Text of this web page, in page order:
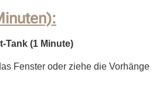
Tank (1 Minute)
Fenster oder ziehe die Vorhänge